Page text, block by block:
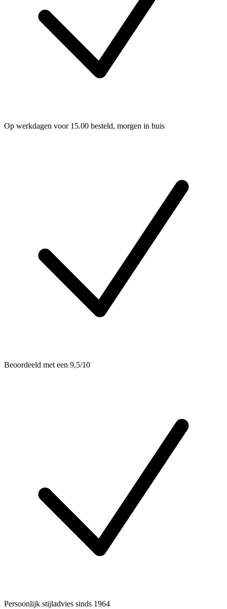
Op werkdagen voor 15.00 besteld, morgen in huis
Beoordeeld met een 9,5/10
Persoonlijk stijladvies sinds 1964